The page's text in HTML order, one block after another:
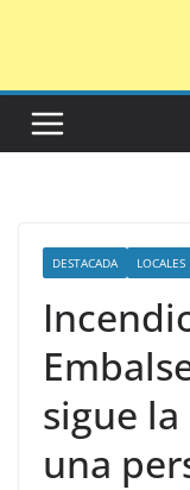
DESTACADA LOCALES
sigue
una